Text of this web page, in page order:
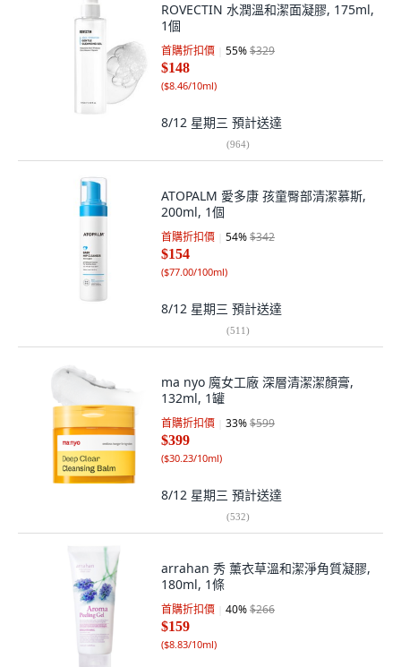
ROVECTIN 水潤溫和潔面凝膠, 175ml,
1個
首購折扣價 55%$329
$148
($8.46/10ml)
8/12 星期三 預計送達
(964)
ATOPALM 愛多康 孩童臀部清潔慕斯,
200ml, 1個
首購折扣價 54%$342
$154
($77.00/100ml)
8/12 星期三 預計送達
(511)
ma nyo 魔女工廠 深層清潔潔顏膏,
132ml, 1罐
首購折扣價 33%$599
$399
($30.23/10ml)
8/12 星期三 預計送達
(532)
arrahan 秀 薰衣草溫和潔淨角質凝膠,
180ml, 1條
首購折扣價 40%$266
$159
($8.83/10ml)